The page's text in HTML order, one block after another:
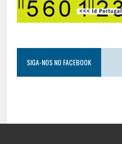
SIGA-NOS NO FACEBOOK